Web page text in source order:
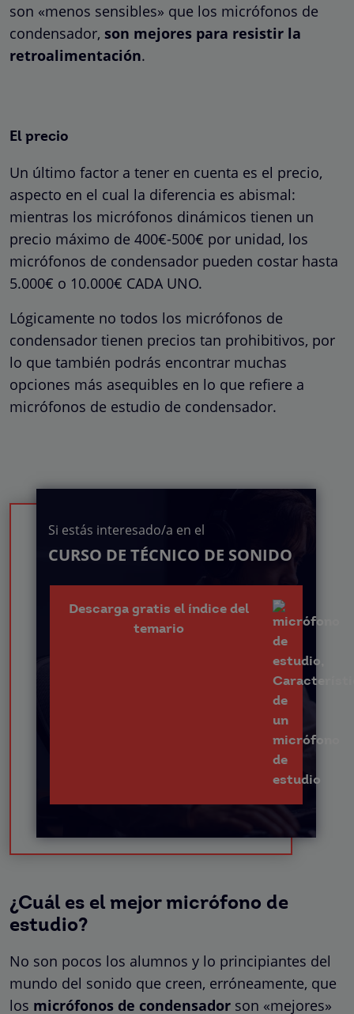
son «menos sensibles» que los micrófonos de
condensador, son mejores para resistir la
retroalimentación.
El precio
Un último factor a tener en cuenta es el precio,
aspecto en el cual la diferencia es abismal:
mientras los micrófonos dinámicos tienen un
precio máximo de 400€-500€ por unidad, los
micrófonos de condensador pueden costar hasta
5.000€ o 10.000€ CADA UNO.
Lógicamente no todos los micrófonos de
condensador tienen precios tan prohibitivos, por
lo que también podrás encontrar muchas
opciones más asequibles en lo que refiere a
micrófonos de estudio de condensador.
Si estás interesado/a en el
CURSO DE TÉCNICO DE SONIDO
Descarga gratis el índice del
temario
¿Cuál es el mejor micrófono de
estudio?
No son pocos los alumnos y lo principiantes del
mundo del sonido que creen, erróneamente, que
los micrófonos de condensador son «mejores»